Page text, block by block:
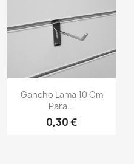
Vista rápida
Gancho Lama 10 Cm
Para...
0,30 €